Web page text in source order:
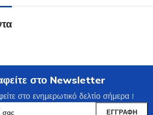
στο Newsletter
στο ενημερωτικό δελτίο σήμερα !